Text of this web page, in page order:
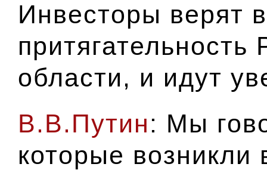
Инвесторы верят
области, и идут
В.В.Путин: Мы
которые возникли